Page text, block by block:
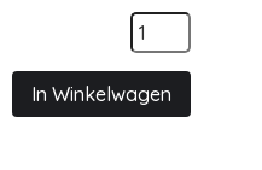
In Winkelwagen